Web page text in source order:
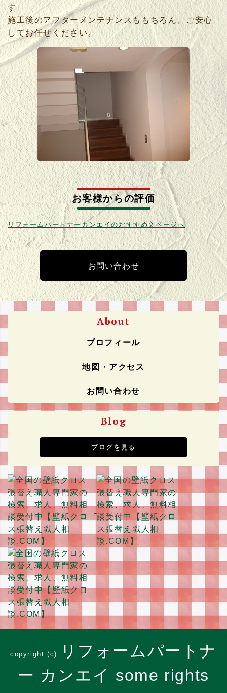
す
施工後のアフターメンテナンスももちろん、ご安心
してお任せください。
お客様からの評価
リフォームパートナーカンエイのおすすめ文ページへ
お問い合わせ
About
プロフィール
地図・アクセス
お問い合わせ
Blog
ブログを見る
copyright (c)
リフォームパートナ
ー カンエイ some rights